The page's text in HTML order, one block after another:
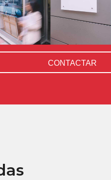
CONTACTAR